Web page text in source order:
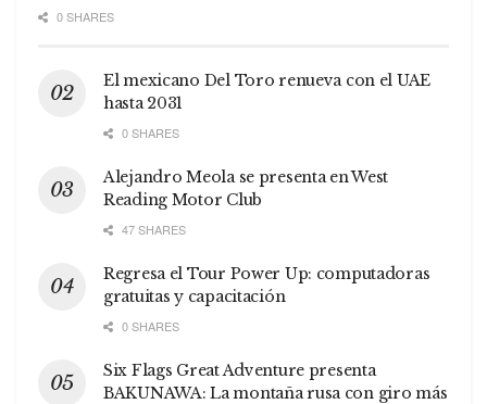
0 SHARES
El mexicano Del Toro renueva con el UAE
hasta 2031
0 SHARES
Alejandro Meola se presenta en West
Reading Motor Club
47 SHARES
Regresa el Tour Power Up: computadoras
gratuitas y capacitación
0 SHARES
Six Flags Great Adventure presenta
BAKUNAWA: La montaña rusa con giro más